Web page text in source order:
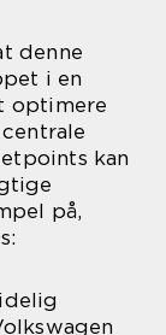
denne
i en
optimere
kan
på,